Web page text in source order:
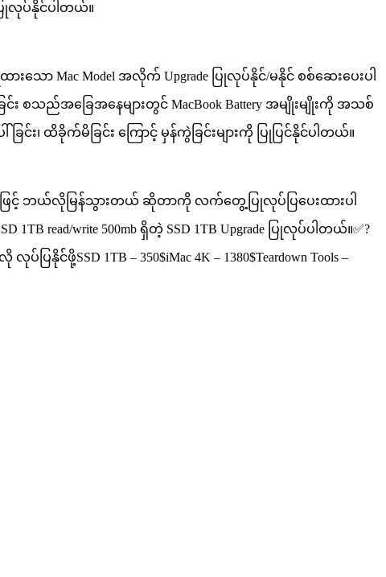
ထိပြုလုပ်နိုင်ပါတယ်။
ားသော Mac Model အလိုက် Upgrade ပြုလုပ်နိုင်/မနိုင် စစ်ဆေးပေးပါ
ာခြင်း စသည်အခြေအနေများတွင် MacBook Battery အမျိုးမျိုးကို အသစ်
ါ်ခြင်း၊ ထိခိုက်မိခြင်း ကြောင့် မှန်ကွဲခြင်းများကို ပြုပြင်နိုင်ပါတယ်။
ခြင်းဖြင့် ဘယ်လိုမြန်သွားတယ် ဆိုတာကို လက်တွေ့ပြုလုပ်ပြပေးထားပါ
1TB read/write 500mb ရှိတဲ့ SSD 1TB Upgrade ပြုလုပ်ပါတယ်။✅?
င်ဖို့SSD 1TB – 350$iMac 4K – 1380$Teardown Tools –